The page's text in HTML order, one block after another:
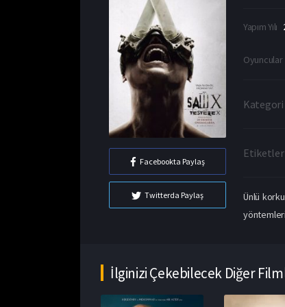
Facebookta Paylaş
Twitterda Paylaş
Yapım Yılı
Oyuncular
Kategori
Etiketler
Ünlü
İlginizi Çekebilecek Diğer